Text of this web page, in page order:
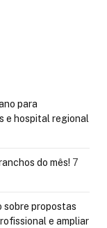
para
e hospital regional
do mês! 7
sobre propostas
e ampliar